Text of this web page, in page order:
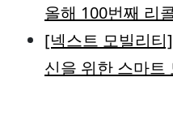
올해 100번째 리
[넥스트 모빌리
신을 위한 스마트